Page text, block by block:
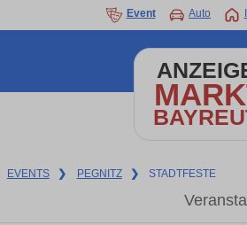
Event Auto
EVENTS ❯ PEGNITZ ❯ STADTFESTE